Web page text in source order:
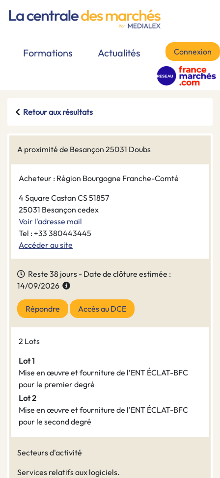
Formations Actualités Connexion
Retour aux résultats
A proximité de Besançon 25031 Doubs
Acheteur : Région Bourgogne Franche-Comté
4 Square Castan CS 51857
25031 Besançon cedex
Voir l'adresse mail
Tel : +33 380443445
Accéder au site
Reste 38 jours - Date de clôture estimée :
14/09/2026
Répondre Accès au DCE
2 Lots
Lot 1
Mise en œuvre et fourniture de l’ENT ÉCLAT-BFC
pour le premier degré
Lot 2
Mise en œuvre et fourniture de l’ENT ÉCLAT-BFC
pour le second degré
Secteurs d'activité
Services relatifs aux logiciels.